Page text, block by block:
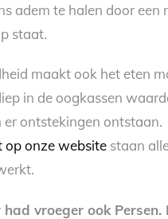
adem te halen door een
staat.
maakt ook het eten
in de oogkassen
er ontstekingen ontstaan.
op onze website staan
had vroeger ook Persen.